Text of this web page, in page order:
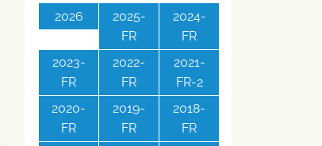
2026
2025-
FR
2024-
FR
2023-
FR
2022-
FR
2021-
FR-2
2020-
FR
2019-
FR
2018-
FR